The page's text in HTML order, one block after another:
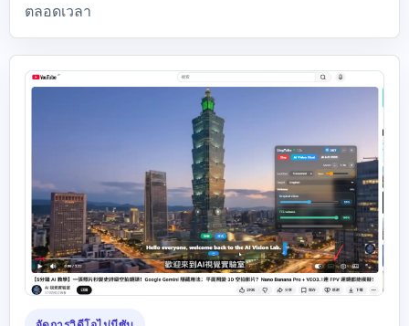
ตลอดเวลา